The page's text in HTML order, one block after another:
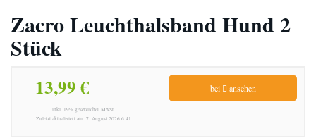
Zacro Leuchthalsband Hund 2
Stück
13,99 €
inkl. 19% gesetzlicher MwSt.
Zuletzt aktualisiert am: 7. August 2026 6:41
bei ansehen